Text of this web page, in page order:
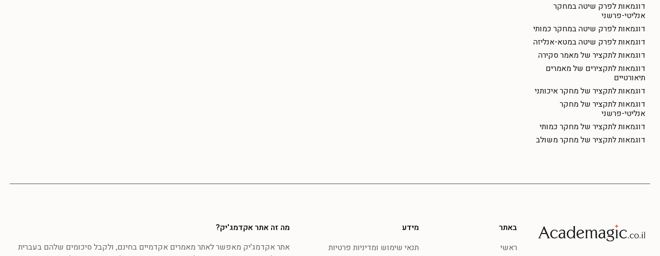
דוגמאות לפרק שיטה במחקר
אנליטי-פרשני
דוגמאות לפרק שיטה במחקר כמותי
דוגמאות לפרק שיטה במטא-אנליזה
דוגמאות לתקציר של מאמר סקירה
דוגמאות לתקצירים של מאמרים
תיאורטיים
דוגמאות לתקציר של מחקר איכותני
דוגמאות לתקציר של מחקר
אנליטי-פרשני
דוגמאות לתקציר של מחקר כמותי
דוגמאות לתקציר של מחקר משולב
באתר
ראשי
מידע
תנאי שימוש ומדיניות פרטיות
מה זה אתר אקדמג'יק?
אתר אקדמג'יק מאפשר לאתר מאמרים אקדמיים בחינם, ולקבל סיכומים שלהם בעברית